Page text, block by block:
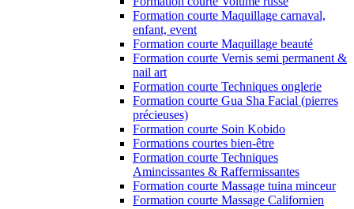
Formation courte Maquillage carnaval,
enfant, event
Formation courte Maquillage beauté
Formation courte Vernis semi permanent &
nail art
Formation courte Techniques onglerie
Formation courte Gua Sha Facial (pierres
précieuses)
Formation courte Soin Kobido
Formations courtes bien-être
Formation courte Techniques
Amincissantes & Raffermissantes
Formation courte Massage tuina minceur
Formation courte Massage Californien